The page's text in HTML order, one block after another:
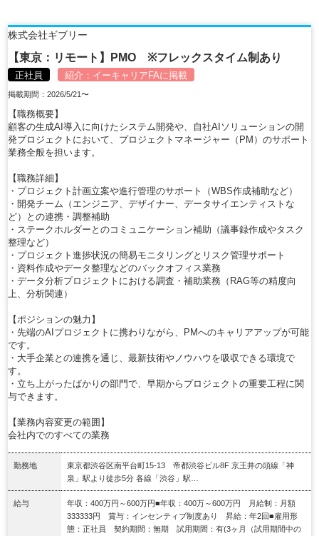
株式会社ギブリー
【東京：リモート】PMO ※フレックスタイム制あり
正社員 紹介： イーキャリアFAに掲載
掲載期間：2026/5/21〜
【職務概要】
顧客の生成AI導入に向けたシステム開発や、自社AIソリューションの開
発プロジェクトにおいて、プロジェクトマネージャー（PM）のサポート
業務全般を担います。
【職務詳細】
・プロジェクト計画立案や進行管理のサポート（WBS作成補助など）
・開発チーム（エンジニア、デザイナー、データサイエンティストな
ど）との連携・調整補助
・ステークホルダーとのコミュニケーション補助（議事録作成やタスク
整理など）
・プロジェクト進捗状況の簡易モニタリングとリスク管理サポート
・資料作成やデータ整理などのバックオフィス業務
・データ分析プロジェクトにおける調査・補助業務（RAG等の精度向
上、分析関連）
【ポジションの魅力】
・先端のAIプロジェクトに携わりながら、PMへのキャリアアップが可能
です。
・大手企業との連携を通じ、最新技術やノウハウを吸収できる環境で
す。
・立ち上がったばかりの部門で、早期からプロジェクトの重要工程に関
与できます。
【業務内容変更の範囲】
会社内でのすべての業務
勤務地
東京都渋谷区南平台町15-13 帝都渋谷ビル8F 京王井の頭線「神
泉」駅より徒歩5分 各線「渋谷」駅…
給与
年収：400万円～600万円■年収：400万～600万円 月給制：月額
333333円 賞与：インセンティブ制度あり 昇給：年2回■雇用形
態：正社員 契約期間：無期 試用期間：有(3ヶ月（試用期間中の